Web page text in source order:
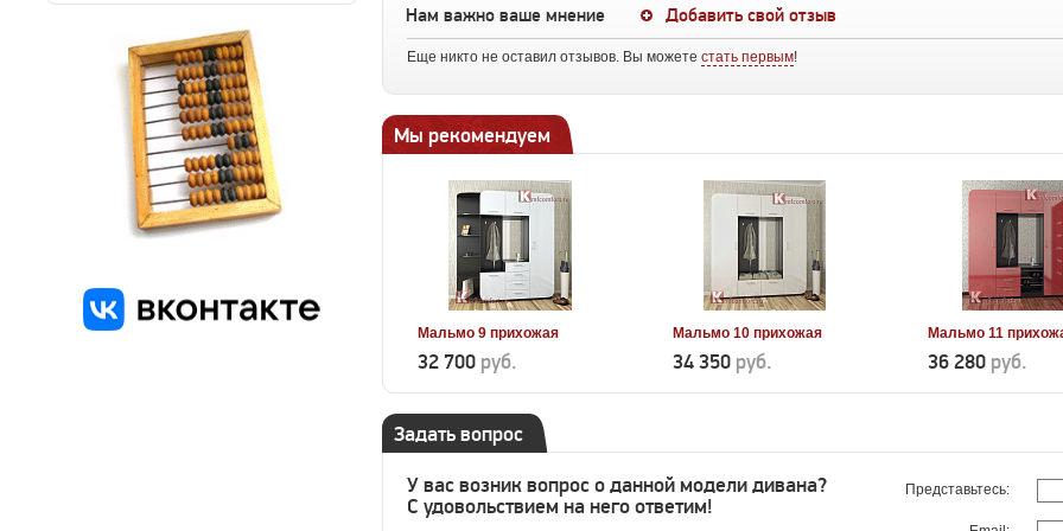
Нам важно ваше мнение Добавить свой отзыв
Еще никто не оставил отзывов. Вы можете стать первым!
Мы рекомендуем
Мальмо 9 прихожая
32 700 руб.
Мальмо 10 прихожая
34 350 руб.
Мальмо 11
36 280 руб.
Задать вопрос
У вас возник вопрос о данной модели дивана?
С удовольствием на него ответим!
Представьтесь: